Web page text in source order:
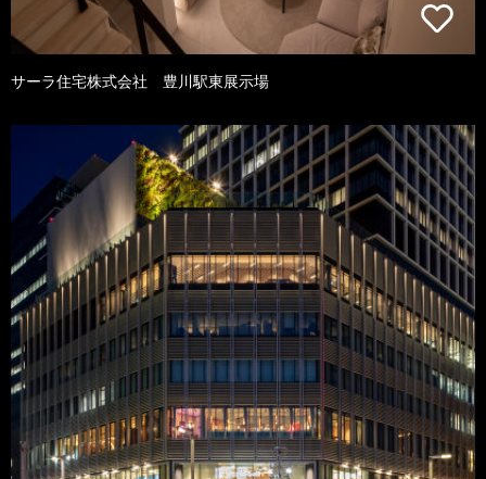
サーラ住宅株式会社 豊川駅東展示場